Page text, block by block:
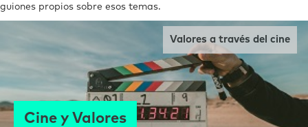
guiones propios sobre esos temas.
Cine y Valores
Valores a través del cine